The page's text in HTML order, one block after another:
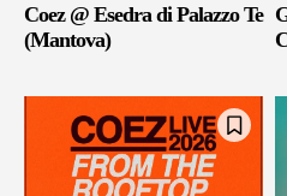
Coez @ Esedra di Palazzo Te
(Mantova)